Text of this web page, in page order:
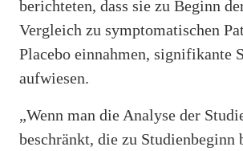
berichteten, dass sie zu Beginn
Vergleich zu symptomatischen
Placebo einnahmen, signifikante
aufwiesen.
„Wenn man die Analyse der
beschränkt, die zu Studienbeginn